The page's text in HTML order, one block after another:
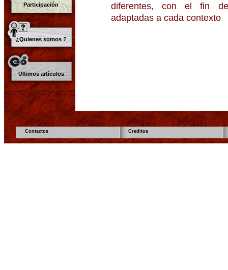
Participación
¿Quienes somos ?
Ultimos artículos
diferentes, con el fin de
adaptadas a cada contexto
Contactos Creditos